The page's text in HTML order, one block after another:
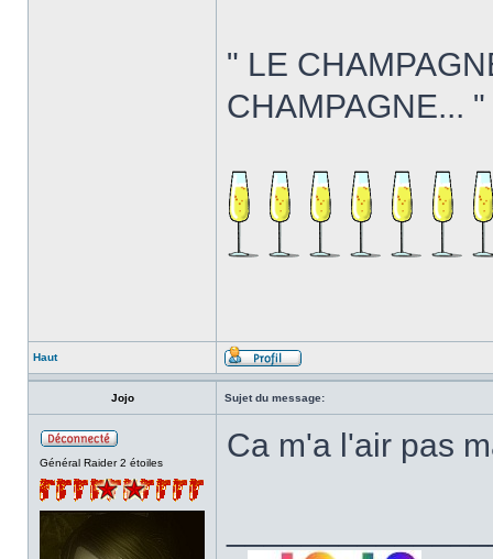
" LE
CHAMPAGNE... "
Haut
Jojo Sujet du message:
Général Raider 2 étoiles Ca m'a l'air pas